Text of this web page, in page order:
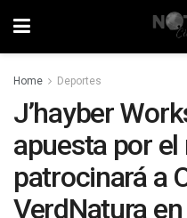
Home Deportes
J’hayber
apuesta por
patrocinará a
VerdNatura